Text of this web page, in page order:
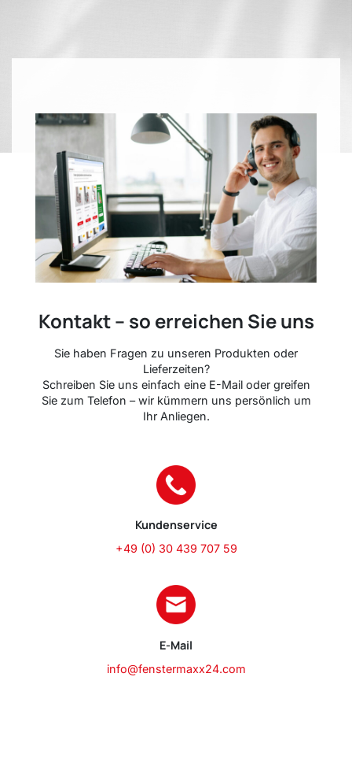
Kontakt – so erreichen Sie uns
Sie haben Fragen zu unseren Produkten oder
Lieferzeiten?
Schreiben Sie uns einfach eine E-Mail oder greifen
Sie zum Telefon – wir kümmern uns persönlich um
Ihr Anliegen.
Kundenservice
+49 (0) 30 439 707 59
E-Mail
info@fenstermaxx24.com